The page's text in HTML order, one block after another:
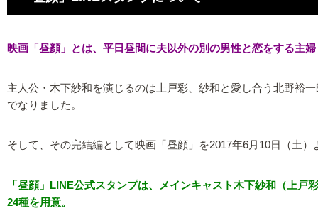
映画「昼顔」とは、平日昼間に夫以外の別の男性と恋をする主
主人公・木下紗和を演じるのは上戸彩、紗和と愛し合う北野裕
でなりました。
そして、その完結編として映画「昼顔」を2017年6月10日（土）
「昼顔」LINE公式スタンプは、メインキャスト木下紗和（上
24種を用意。